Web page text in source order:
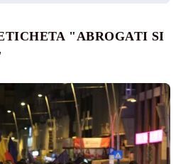
"ABROGATI SI